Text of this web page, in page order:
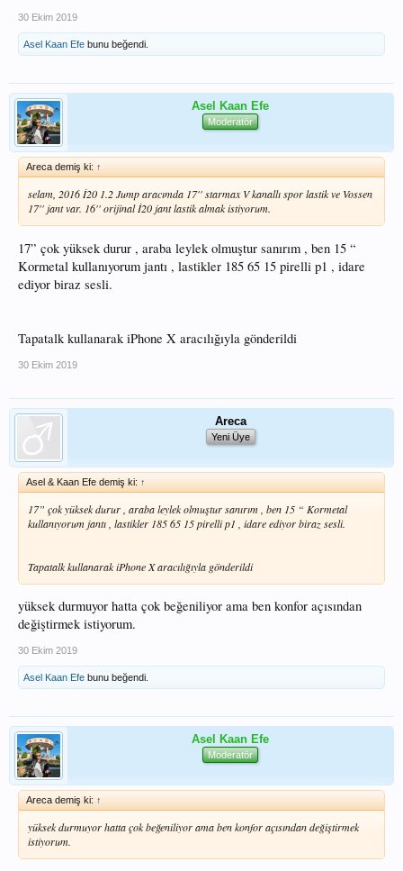
30 Ekim 2019
Asel Kaan Efe bunu beğendi.
Asel Kaan Efe
Moderatör
Areca demiş ki: ↑
selam, 2016 İ20 1.2 Jump aracımda 17'' starmax V kanallı spor lastik ve Vossen
17'' jant var. 16'' orijinal İ20 jant lastik almak istiyorum.
17” çok yüksek durur , araba leylek olmuştur sanırım , ben 15 “
Kormetal kullanıyorum jantı , lastikler 185 65 15 pirelli p1 , idare
ediyor biraz sesli.
Tapatalk kullanarak iPhone X aracılığıyla gönderildi
30 Ekim 2019
Areca
Yeni Üye
Asel & Kaan Efe demiş ki: ↑
17” çok yüksek durur , araba leylek olmuştur sanırım , ben 15 “ Kormetal
kullanıyorum jantı , lastikler 185 65 15 pirelli p1 , idare ediyor biraz sesli.
Tapatalk kullanarak iPhone X aracılığıyla gönderildi
yüksek durmuyor hatta çok beğeniliyor ama ben konfor açısından
değiştirmek istiyorum.
30 Ekim 2019
Asel Kaan Efe bunu beğendi.
Asel Kaan Efe
Moderatör
Areca demiş ki: ↑
yüksek durmuyor hatta çok beğeniliyor ama ben konfor açısından değiştirmek
istiyorum.